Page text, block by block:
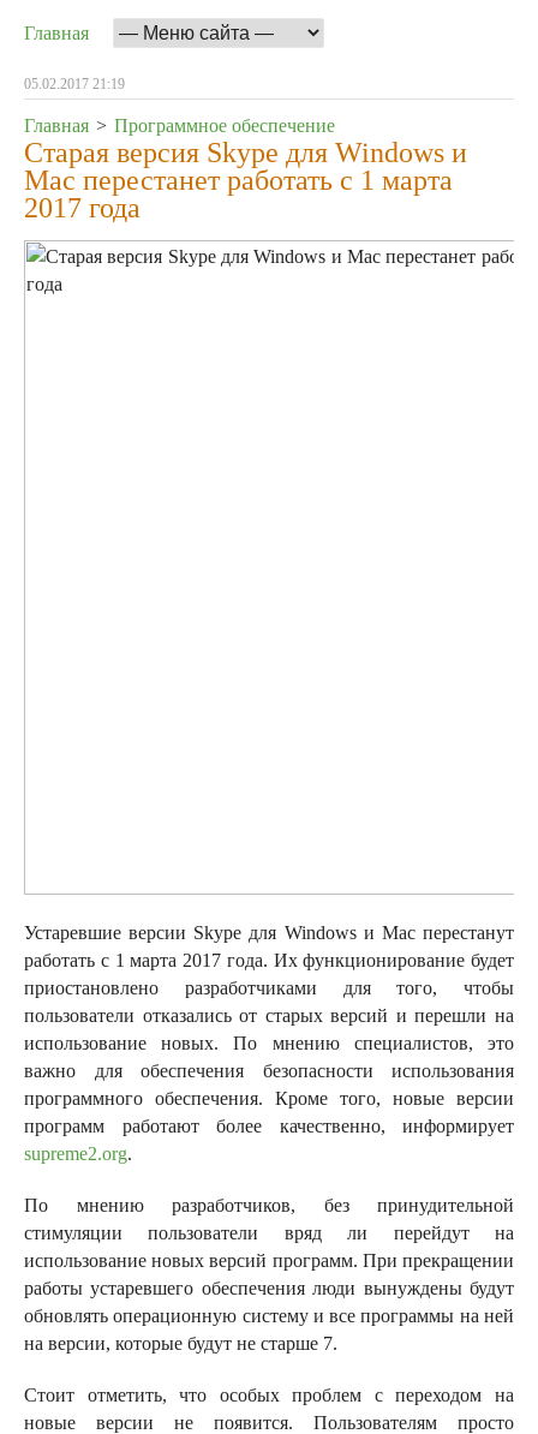
Главная
05.02.2017 21:19
Главная > Программное обеспечение
Старая версия Skype для Windows и
Mac перестанет работать с 1 марта
2017 года
Устаревшие версии Skype для Windows и Mac перестанут
работать с 1 марта 2017 года. Их функционирование будет
приостановлено разработчиками для того, чтобы
пользователи отказались от старых версий и перешли на
использование новых. По мнению специалистов, это
важно для обеспечения безопасности использования
программного обеспечения. Кроме того, новые версии
программ работают более качественно, информирует
supreme2.org.
По мнению разработчиков, без принудительной
стимуляции пользователи вряд ли перейдут на
использование новых версий программ. При прекращении
работы устаревшего обеспечения люди вынуждены будут
обновлять операционную систему и все программы на ней
на версии, которые будут не старше 7.
Стоит отметить, что особых проблем с переходом на
новые версии не появится. Пользователям просто